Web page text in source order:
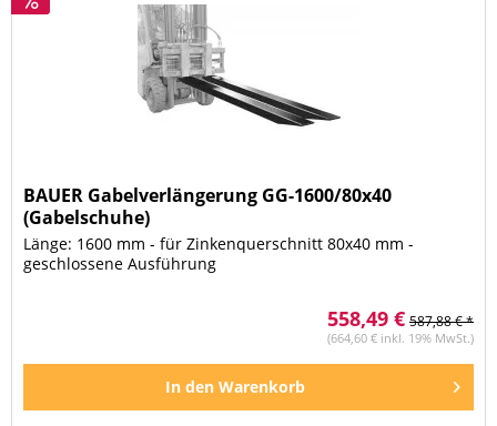
BAUER Gabelverlängerung GG-1600/80x40
(Gabelschuhe)
Länge: 1600 mm - für Zinkenquerschnitt 80x40 mm -
geschlossene Ausführung
558,49 € 587,88 € *
(664,60 € inkl. 19% MwSt.)
In den Warenkorb